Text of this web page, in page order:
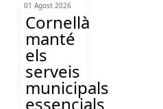
01 Agost 2026
Cornellà
manté
els
serveis
municipals
essencials